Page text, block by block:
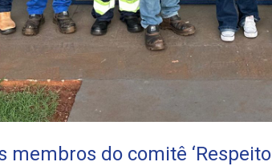
membros do comitê